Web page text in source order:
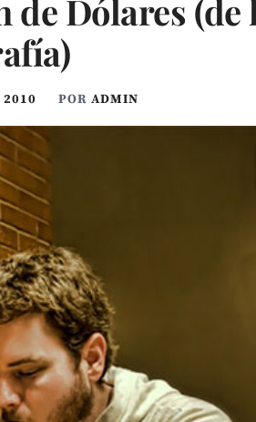
Dólares (de
2010 POR ADMIN